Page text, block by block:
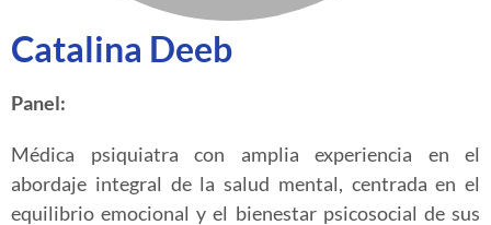
Catalina Deeb
Panel:
Médica psiquiatra con amplia experiencia en el
abordaje integral de la salud mental, centrada en el
equilibrio emocional y el bienestar psicosocial de sus